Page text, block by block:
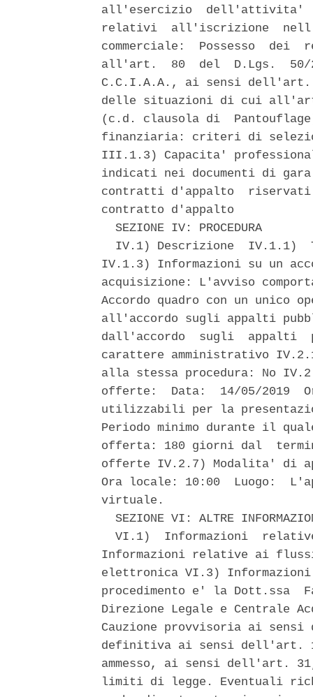
all'esercizio  dell'attivita'
relativi  all'iscrizione
commerciale:  Possesso
all'art.  80  del  D.Lgs.
C.C.I.A.A., ai sensi dell'art.
delle situazioni di cui
(c.d. clausola di
finanziaria: criteri di
III.1.3) Capacita'
indicati nei documenti di
contratti d'appalto
contratto d'appalto
  SEZIONE IV: PROCEDURA
IV.1) Descrizione  IV.1.1)
IV.1.3) Informazioni su un
acquisizione: L'avviso
Accordo quadro con un
all'accordo sugli appalti
dall'accordo  sugli  appalti
carattere amministrativo
alla stessa procedura: No
offerte:  Data:  14/05/2019
utilizzabili per la
Periodo minimo durante il
offerta: 180 giorni dal
offerte IV.2.7) Modalita' di
Ora locale: 10:00  Luogo:
virtuale.
SEZIONE VI: ALTRE
VI.1)  Informazioni
Informazioni relative ai
elettronica VI.3) Informazioni
procedimento e' la Dott.ssa
Direzione Legale e Centrale
Cauzione provvisoria ai
definitiva ai sensi dell'art.
ammesso, ai sensi dell'art.
limiti di legge. Eventuali